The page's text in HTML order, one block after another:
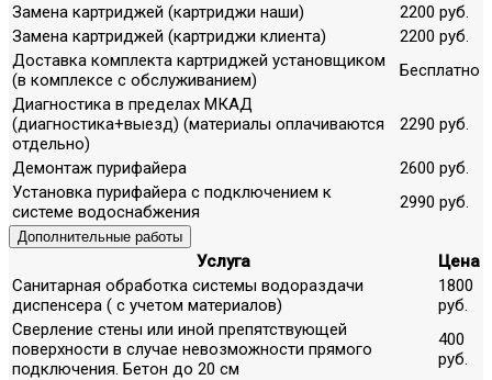
Замена картриджей (картриджи наши)
2200 руб.
Замена картриджей (картриджи клиента)
2200 руб.
Доставка комплекта картриджей установщиком
(в комплексе с обслуживанием)
Бесплатно
Диагностика в пределах МКАД
(диагностика+выезд) (материалы оплачиваются
отдельно)
2290 руб.
Демонтаж пурифайера
2600 руб.
Установка пурифайера с подключением к
системе водоснабжения
2990 руб.
Дополнительные работы
Услуга
Цена
Санитарная обработка системы водораздачи
диспенсера ( с учетом материалов)
1800
руб.
Сверление стены или иной препятствующей
поверхности в случае невозможности прямого
подключения. Бетон до 20 см
400
руб.